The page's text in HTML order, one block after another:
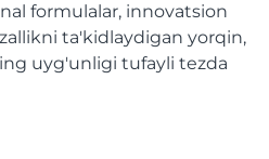
formulalar, innovatsion
ta'kidlaydigan yorqin,
uyg'unligi tufayli tezda